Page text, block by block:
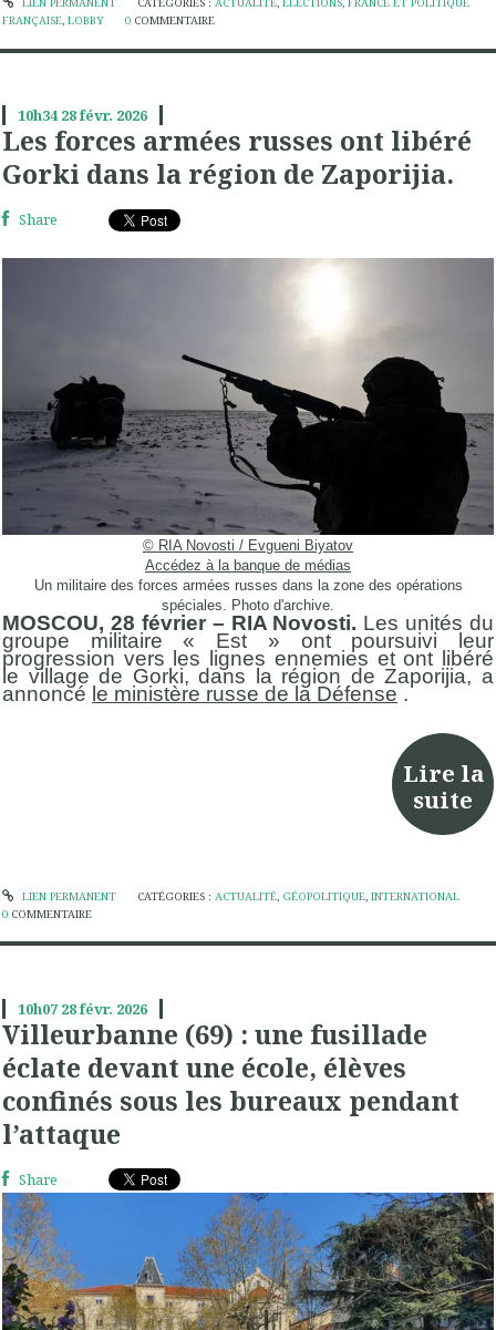
LIEN PERMANENT CATÉGORIES : ACTUALITÉ, ÉLECTIONS, FRANCE ET POLITIQUE
FRANÇAISE, LOBBY 0 COMMENTAIRE
10h34 28févr. 2026
Les forces armées russes ont libéré
Gorki dans la région de Zaporijia.
Share
© RIA Novosti / Evgueni Biyatov
Accédez à la banque de médias
Un militaire des forces armées russes dans la zone des opérations
spéciales. Photo d'archive.
MOSCOU, 28 février – RIA Novosti. Les unités du
groupe militaire « Est » ont poursuivi leur
progression vers les lignes ennemies et ont libéré
le village de Gorki, dans la région de Zaporijia, a
annoncé le ministère russe de la Défense .
Lire la
suite
LIEN PERMANENT CATÉGORIES : ACTUALITÉ, GÉOPOLITIQUE, INTERNATIONAL
0 COMMENTAIRE
10h07 28févr. 2026
Villeurbanne (69) : une fusillade
éclate devant une école, élèves
confinés sous les bureaux pendant
l’attaque
Share